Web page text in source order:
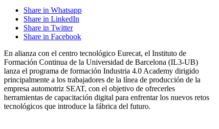
Share in Whatsapp
Share in LinkedIn
Share in Twitter
Share in Facebook
En alianza con el centro tecnológico Eurecat, el Instituto de
Formación Continua de la Universidad de Barcelona (IL3-UB)
lanza el programa de formación Industria 4.0 Academy dirigido
principalmente a los trabajadores de la línea de producción de la
empresa automotriz SEAT, con el objetivo de ofrecerles
herramientas de capacitación digital para enfrentar los nuevos retos
tecnológicos que introduce la fábrica del futuro.